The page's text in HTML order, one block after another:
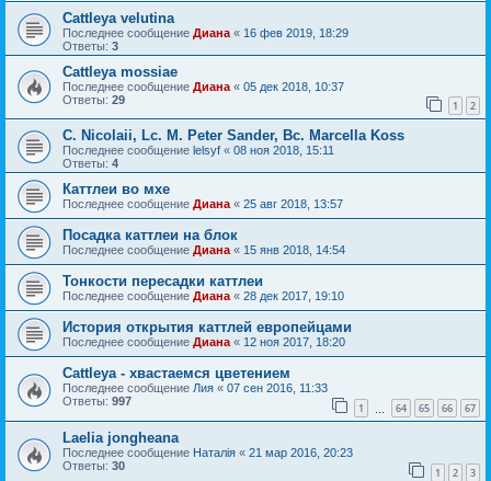
Cattleya velutina
Последнее сообщение Диана « 16 фев 2019, 18:29
Ответы: 3
Cattleya mossiae
Последнее сообщение Диана « 05 дек 2018, 10:37
Ответы: 29 1 2
C. Nicolaii, Lс. M. Peter Sander, Bc. Marcella Koss
Последнее сообщение lelsyf « 08 ноя 2018, 15:11
Ответы: 4
Каттлеи во мхе
Последнее сообщение Диана« 25 авг 2018, 13:57
Посадка каттлеи на блок
Последнее сообщение Диана« 15 янв 2018, 14:54
Тонкости пересадки каттлеи
Последнее сообщение Диана« 28 дек 2017, 19:10
История открытия каттлей европейцами
Последнее сообщение Диана« 12 ноя 2017, 18:20
Cattleya - хвастаемся цветением
Последнее сообщение Лия « 07 сен 2016, 11:33
Ответы: 997 1 64 65 66 67
Laelia jongheana
Последнее сообщение Наталія « 21 мар 2016, 20:23
Ответы: 30 1 2 3